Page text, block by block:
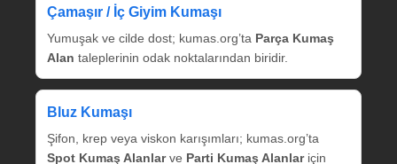
Çamaşır / İç Giyim Kumaşı
Yumuşak ve cilde dost; kumas.org’ta Parça Kumaş
Alan taleplerinin odak noktalarından biridir.
Bluz Kumaşı
Şifon, krep veya viskon karışımları; kumas.org’ta
Spot Kumaş Alanlarve Parti Kumaş Alanlariçin